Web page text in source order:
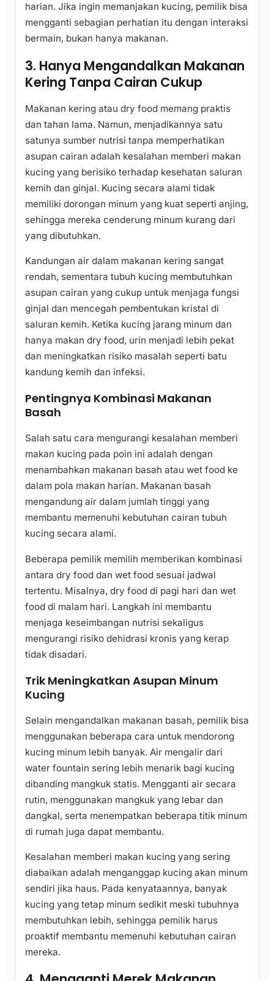
harian. Jika ingin memanjakan kucing, pemilik bisa
mengganti sebagian perhatian itu dengan interaksi
bermain, bukan hanya makanan.
3. Hanya Mengandalkan Makanan
Kering Tanpa Cairan Cukup
Makanan kering atau dry food memang praktis
dan tahan lama. Namun, menjadikannya satu
satunya sumber nutrisi tanpa memperhatikan
asupan cairan adalah kesalahan memberi makan
kucing yang berisiko terhadap kesehatan saluran
kemih dan ginjal. Kucing secara alami tidak
memiliki dorongan minum yang kuat seperti anjing,
sehingga mereka cenderung minum kurang dari
yang dibutuhkan.
Kandungan air dalam makanan kering sangat
rendah, sementara tubuh kucing membutuhkan
asupan cairan yang cukup untuk menjaga fungsi
ginjal dan mencegah pembentukan kristal di
saluran kemih. Ketika kucing jarang minum dan
hanya makan dry food, urin menjadi lebih pekat
dan meningkatkan risiko masalah seperti batu
kandung kemih dan infeksi.
Pentingnya Kombinasi Makanan
Basah
Salah satu cara mengurangi kesalahan memberi
makan kucing pada poin ini adalah dengan
menambahkan makanan basah atau wet food ke
dalam pola makan harian. Makanan basah
mengandung air dalam jumlah tinggi yang
membantu memenuhi kebutuhan cairan tubuh
kucing secara alami.
Beberapa pemilik memilih memberikan kombinasi
antara dry food dan wet food sesuai jadwal
tertentu. Misalnya, dry food di pagi hari dan wet
food di malam hari. Langkah ini membantu
menjaga keseimbangan nutrisi sekaligus
mengurangi risiko dehidrasi kronis yang kerap
tidak disadari.
Trik Meningkatkan Asupan Minum
Kucing
Selain mengandalkan makanan basah, pemilik bisa
menggunakan beberapa cara untuk mendorong
kucing minum lebih banyak. Air mengalir dari
water fountain sering lebih menarik bagi kucing
dibanding mangkuk statis. Mengganti air secara
rutin, menggunakan mangkuk yang lebar dan
dangkal, serta menempatkan beberapa titik minum
di rumah juga dapat membantu.
Kesalahan memberi makan kucing yang sering
diabaikan adalah menganggap kucing akan minum
sendiri jika haus. Pada kenyataannya, banyak
kucing yang tetap minum sedikit meski tubuhnya
membutuhkan lebih, sehingga pemilik harus
proaktif membantu memenuhi kebutuhan cairan
mereka.